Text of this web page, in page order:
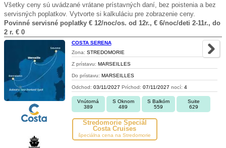
Všetky ceny sú uvádzané vrátane prístavných daní, bez poistenia a bez
servisných poplatkov. Vytvorte si kalkuláciu pre zobrazenie ceny.
Povinné servisné poplatky € 12/noc/os. od 12r., € 6/noc/deti 2-11r., do
2 r. € 0
COSTA SERENA
Zona: STREDOMORIE
Z prístavu: MARSEILLES
Do prístavu: MARSEILLES
Odchod: 03/11/2027 Príchod: 07/11/2027 nocí: 4
Vnútorná
389
S Oknom
489
S Balkóm
559
Suite
629
Stredomorie Špeciál
Costa Cruises
špeciálna cena na Stredomorie